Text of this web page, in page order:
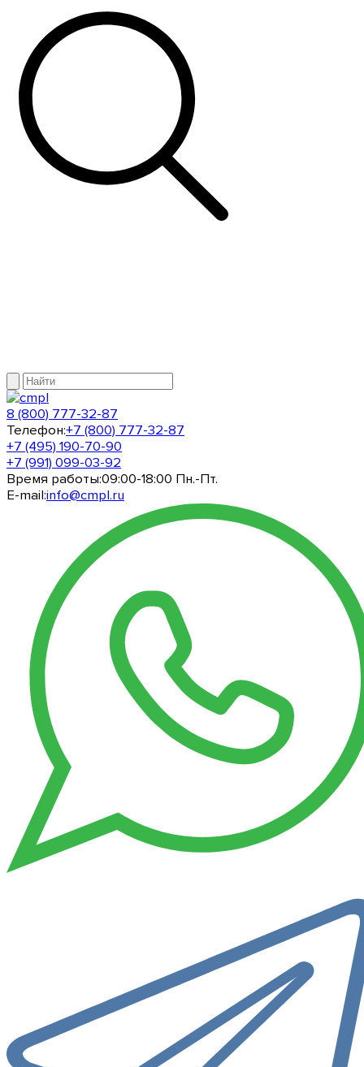
8 (800) 777-32-87
Телефон:+7 (800) 777-32-87
+7 (495) 190-70-90
+7 (991) 099-03-92
Время работы:09:00-18:00 Пн.-Пт.
E-mail:info@cmpl.ru